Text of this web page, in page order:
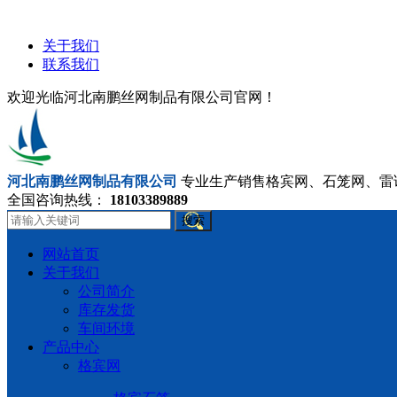
关于我们
联系我们
欢迎光临河北南鹏丝网制品有限公司官网！
河北南鹏丝网制品有限公司 专业生产销售格宾网、石笼网、雷
全国咨询热线：
18103389889
搜索
网站首页
关于我们
公司简介
库存发货
车间环境
产品中心
格宾网